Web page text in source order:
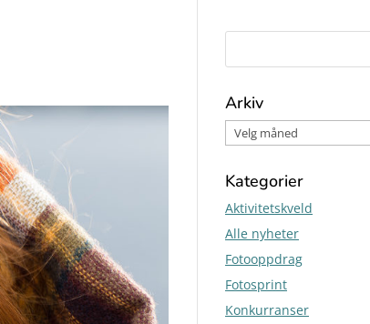
Arkiv
Kategorier
Aktivitetskveld
Alle nyheter
Fotooppdrag
Fotosprint
Konkurranser